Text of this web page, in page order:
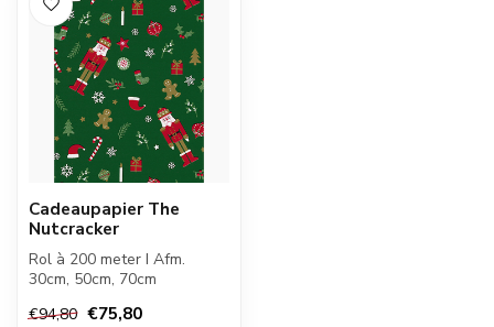
Cadeaupapier The
Nutcracker
Rol à 200 meter I Afm.
30cm, 50cm, 70cm
€94,80 €75,80